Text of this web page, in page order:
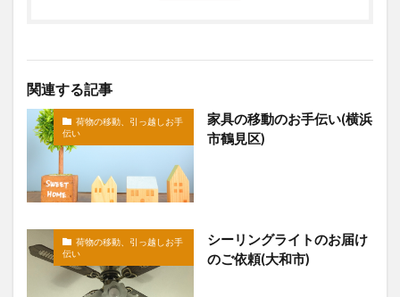
関連する記事
荷物の移動、引っ越しお手
伝い
家具の移動のお手伝い(横浜
市鶴見区)
荷物の移動、引っ越しお手
伝い
シーリングライトのお届け
のご依頼(大和市)